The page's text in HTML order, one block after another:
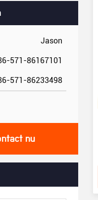
Jason
571-86167101
571-86233498
nu